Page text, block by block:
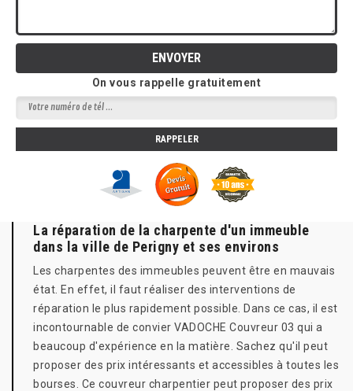
On vous rappelle gratuitement
La réparation de la charpente d'un immeuble
dans la ville de Perigny et ses environs
Les charpentes des immeubles peuvent être en mauvais
état. En effet, il faut réaliser des interventions de
réparation le plus rapidement possible. Dans ce cas, il est
incontournable de convier VADOCHE Couvreur 03 qui a
beaucoup d'expérience en la matière. Sachez qu'il peut
proposer des prix intéressants et accessibles à toutes les
bourses. Ce couvreur charpentier peut proposer des prix